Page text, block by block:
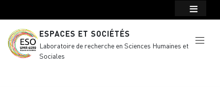
ESPACES ET SOCIÉTÉS
Laboratoire de recherche en Sciences Humaines et
Sociales